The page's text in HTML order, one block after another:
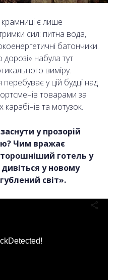
крамниці є лише
сил: питна вода,
батончики.
набула тут
виміру.
у цій будці над
товарами за
та мотузок.
у прозорій
Чим вражає
готель у
у новому
світ».